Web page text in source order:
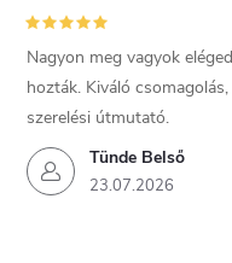
Tünde Belső
23.07.2026
Nagyon meg vagyok
hozták. Kiváló
szerelési útmutató.